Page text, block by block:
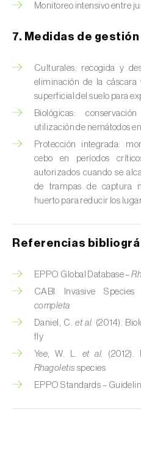
Chinche europea de
Chinche harinosa de la
ficus)
Chinche marrón
halys )
Chinche roja (
Chinche verde (
Cochinilla de
comstocki
Cochinilla de los
Cochinilla de San José
Diaspidiotus)
Monitoreo intensivo entre
7. Medidas de gestión
Culturales: recogida y
eliminación de la cáscara
superficial del suelo para
Biológicas:
utilización de nemátodos
Protección integrada:
cebo en períodos
autorizados cuando se
de trampas de captura
huerto para reducir los
Referencias
EPPO Global Database –
CABI Invasive
completa
Daniel, C.et al. (2014).
fly
Yee, W. L. et al.
(2012).
Rhagoletis species
EPPO Standards –